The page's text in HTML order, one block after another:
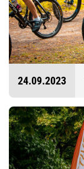
24.09.2023